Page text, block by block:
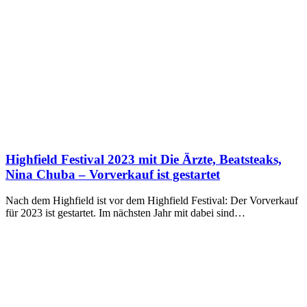
Highfield Festival 2023 mit Die Ärzte, Beatsteaks,
Nina Chuba – Vorverkauf ist gestartet
Nach dem Highfield ist vor dem Highfield Festival: Der Vorverkauf
für 2023 ist gestartet. Im nächsten Jahr mit dabei sind…